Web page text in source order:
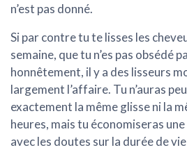
n’est pas donné.
Si par contre tu te lisses les
semaine, que tu n’es pas obsédé
honnêtement, il y a des lisseurs
largement l’affaire. Tu n’auras
exactement la même glisse ni la
heures, mais tu économiseras
avec les doutes sur la durée de